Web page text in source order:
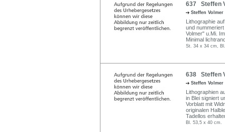
637 Steffen
Steffen Volmer
Lithographie
und
Volmer" u.Mi.
Minimal
St. 34 x 34 cm,
638 Steffen
Steffen Volmer
Lithographien
in Blei signiert
Vorblatt mit
originalen
Tadellos
Bl. 53,5 x 40 cm.